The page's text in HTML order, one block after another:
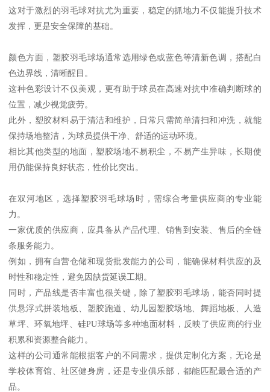
这对于激烈的羽毛球对抗尤为重要，稳定的抓地力不仅能提升技术
发挥，更是安全保障的基础。
颜色方面，塑胶羽毛球场通常选用绿色或蓝色等清新色调，搭配白
色边界线，清晰醒目。
这种色彩设计不仅美观，更有助于球员在高速对抗中准确判断球的
位置，减少视觉疲劳。
此外，塑胶材料易于清洁和维护，日常只需简单清扫和冲洗，就能
保持场地整洁，为球员提供干净、舒适的运动环境。
相比其他类型的地面，塑胶场地不易积尘，不易产生异味，长期使
用仍能保持良好状态，性价比突出。
在双河地区，选择塑胶羽毛球场时，需综合考量供应商的专业能
力。
一家优质的供应商，应具备从产品代理、销售到安装、售后的全链
条服务能力。
例如，拥有自营仓储和现货批发能力的公司，能确保材料供应的及
时性和稳定性，避免因缺货延误工期。
同时，产品线是否丰富也很关键，除了塑胶羽毛球场，能否同时提
供悬浮式拼装地板、塑胶跑道、幼儿园塑胶场地、舞蹈地板、人造
草坪、环氧地坪、硅PU球场等多种地面材料，反映了供应商的行业
积累和资源整合能力。
这样的公司通常能根据客户的不同需求，提供定制化方案，无论是
学校体育馆、社区健身房，还是专业俱乐部，都能匹配最合适的产
品。